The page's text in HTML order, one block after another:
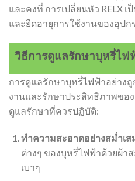
และคงที่ การเปลี่ยนหัว RELX
และยืดอายุการใช้งานของอุป
วิธีการดูแลรักษาบุหรี่ไฟ
การดูแลรักษาบุหรี่ไฟฟ้าอย่าง
งานและรักษาประสิทธิภาพขอ
ดูแลรักษาที่ควรปฏิบัติ:
ทำความสะอาดอย่างสม่ำเส
ต่างๆ ของบุหรี่ไฟฟ้าด้วยผ้
เบาๆ